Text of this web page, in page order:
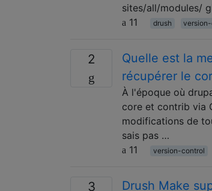
sites/all/modules/
11
drush
2
Quelle est la
récupérer le
À l'époque où
core et contrib via
modifications de
sais pas …
11
version-control
3 Drush Make